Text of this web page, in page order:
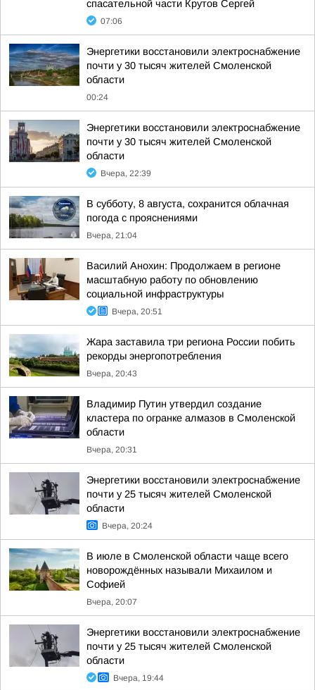
спасательной части Крутов Сергей
07:06
Энергетики восстановили электроснабжение
почти у 30 тысяч жителей Смоленской
области
00:24
Энергетики восстановили электроснабжение
почти у 30 тысяч жителей Смоленской
области
Вчера, 22:39
В субботу, 8 августа, сохранится облачная
погода с прояснениями
Вчера, 21:04
Василий Анохин: Продолжаем в регионе
масштабную работу по обновлению
социальной инфраструктуры
Вчера, 20:51
Жара заставила три региона России побить
рекорды энергопотребления
Вчера, 20:43
Владимир Путин утвердил создание
кластера по огранке алмазов в Смоленской
области
Вчера, 20:31
Энергетики восстановили электроснабжение
почти у 25 тысяч жителей Смоленской
области
Вчера, 20:24
В июле в Смоленской области чаще всего
новорождённых называли Михаилом и
Софией
Вчера, 20:07
Энергетики восстановили электроснабжение
почти у 25 тысяч жителей Смоленской
области
Вчера, 19:44